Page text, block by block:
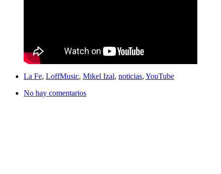
La Fe, LoffMusic, Mikel Izal, noticias, YouTube
No hay comentarios